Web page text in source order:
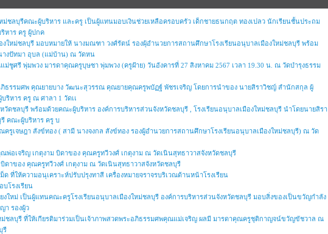
ชลบุรีคณะผู้บริหาร และครู เป็นผู้แทนมอบเงินช่วยเหลือครอบครัว เด็กชายธนกฤต ทองเปลว นักเรียนชั้นประถม
หาร ครู ผู้ปกค
หม่ชลบุรี มอบหมายให้ นางมณฑา วงศ์รัตน์ รองผุ้อำนวยการสถานศึกษาโรงเรียนอนุบาลเมืองใหม่ชลบุรี พร้อม
างปัทมา อุบล (แม่บ้าน) ณ วัดหน
ชูศรี พุ่มพวง มารดาคุณครูบุษชา พุ่มพวง (ครูฝ้าย) วันอังคารที่ 27 สิงหาคม 2567 เวลา 19.30 น. ณ วัดบำรุงธรรม
ภิธรรมศพ คุณยายบาง วัฒนะสุวรรณ คุณยายคุณครูพบัฏฐ์ พัชรเจริญ โดยการนำของ นายสิราวิชญ์ สำนักสกุล ผู้
ริหาร ครู ณ ศาลา 1 วัดเเ
วัดชลบุรี พร้อมด้วยคณะผู้บริหาร องค์การบริหารส่วนจังหวัดชลบุรี , โรงเรียนอนุบาลเมืองใหม่ชลบุรี นำโดยนายสิรา
คณะผู้บริหาร ครู บ
รูเจษฎา สังข์ทอง ( สามี นางจงกล สังข์ทอง รองผู้อำนวยการสถานศึกษาโรงเรียนอนุบาลเมืองใหม่ชลบุรี) ณ วัด
พ่อเจริญ เกตุงาม บิดาของ คุณครูทวีวงศ์ เกตุงาม ณ วัดเนินสุทธาวาสจังหวัดชลบุรี
ดาของ คุณครูทวีวงศ์ เกตุงาม ณ วัดเนินสุทธาวาสจังหวัดชลบุรี
ที่ให้ความอนุเคราะห์ปรับปรุงทาสี เครื่องหมายจราจรบริเวณด้านหน้าโรงเรียน
บโรงเรียน
ใหม่ เป็นผู้แทนคณะครูโรงเรียนอนุบาลเมืองใหม่ชลบุรี องค์การบริหารส่วนจังหวัดชลบุรี มอบสิ่งของเป็นขวัญกำลัง
า รองผู้ว
ชลบุรี ที่ให้เกียรติมาร่วมเป็นเจ้าภาพสวดพระอภิธรรมศพคุณแม่เจริญ ผลมี มารดาคุณครูชุติกาญจน์ขวัญขัชวาล ณ
รี